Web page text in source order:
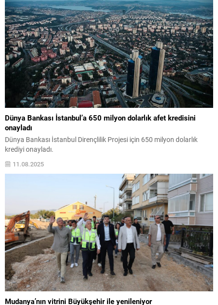
Dünya Bankası İstanbul’a 650 milyon dolarlık afet kredisini
onayladı
Dünya Bankası İstanbul Dirençlilik Projesi için 650 milyon dolarlık
krediyi onayladı.
11.08.2025
Mudanya’nın vitrini Büyükşehir ile yenileniyor